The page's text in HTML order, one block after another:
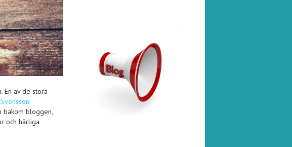
En av de stora
Svensson
bakom bloggen,
och härliga